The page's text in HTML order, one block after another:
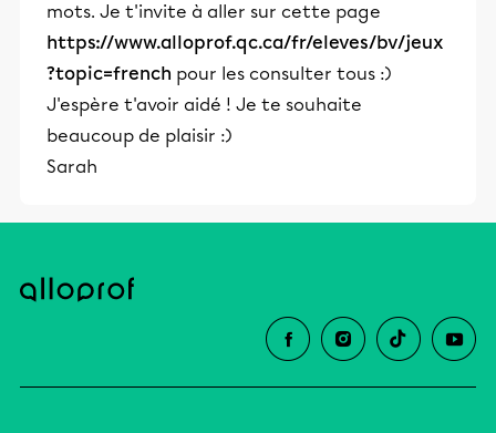
mots. Je t'invite à aller sur cette page
https://www.alloprof.qc.ca/fr/eleves/bv/jeux
?topic=french pour les consulter tous :)
J'espère t'avoir aidé ! Je te souhaite
beaucoup de plaisir :)
Sarah